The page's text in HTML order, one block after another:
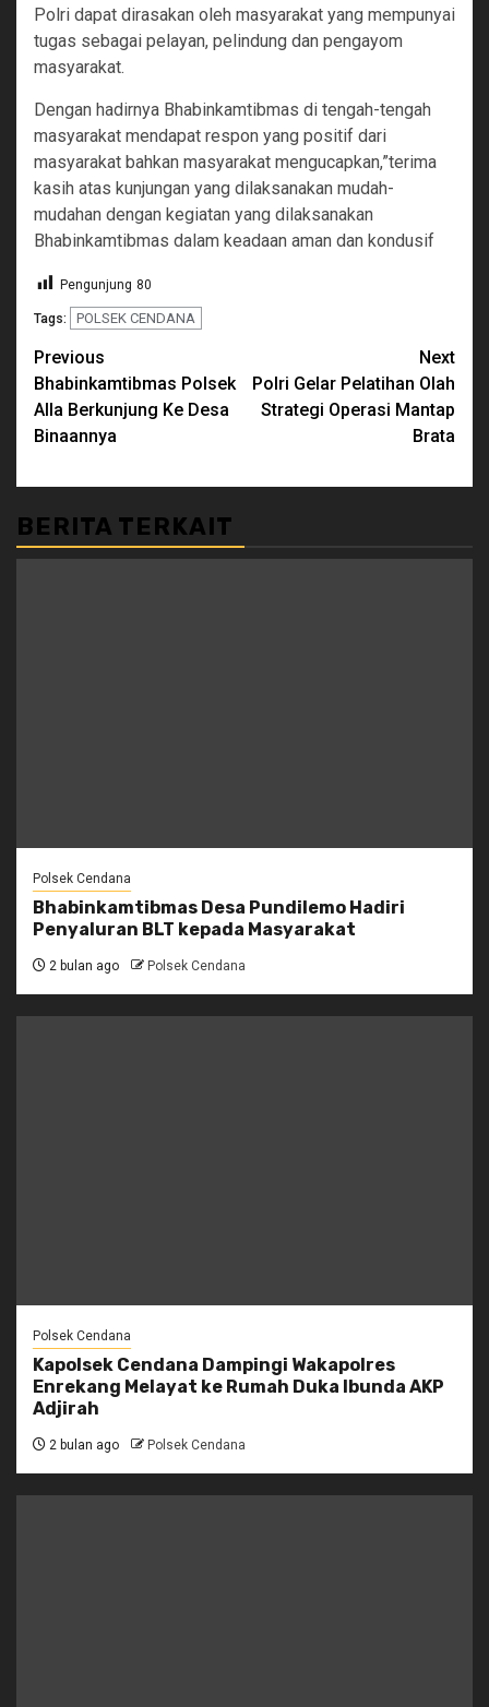
Polri dapat dirasakan oleh masyarakat yang mempunyai
tugas sebagai pelayan, pelindung dan pengayom
masyarakat.
Dengan hadirnya Bhabinkamtibmas di tengah-tengah
masyarakat mendapat respon yang positif dari
masyarakat bahkan masyarakat mengucapkan,”terima
kasih atas kunjungan yang dilaksanakan mudah-
mudahan dengan kegiatan yang dilaksanakan
Bhabinkamtibmas dalam keadaan aman dan kondusif
Pengunjung 80
Tags: POLSEK CENDANA
Continue
Reading
Previous
Bhabinkamtibmas Polsek
Alla Berkunjung Ke Desa
Binaannya
Next
Polri Gelar Pelatihan Olah
Strategi Operasi Mantap
Brata
BERITA TERKAIT
Polsek Cendana
Bhabinkamtibmas Desa Pundilemo Hadiri
Penyaluran BLT kepada Masyarakat
2 bulan ago Polsek Cendana
Polsek Cendana
Kapolsek Cendana Dampingi Wakapolres
Enrekang Melayat ke Rumah Duka Ibunda AKP
Adjirah
2 bulan ago Polsek Cendana